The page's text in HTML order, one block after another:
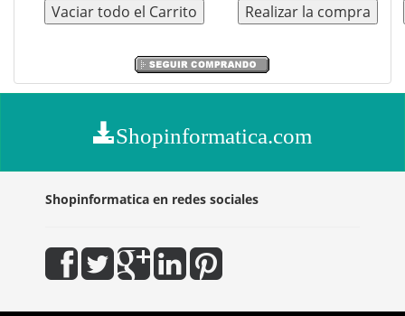
Shopinformatica.com
Shopinformatica en redes sociales